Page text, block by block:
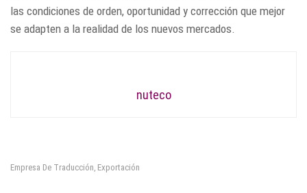
las condiciones de orden, oportunidad y corrección que mejor
se adapten a la realidad de los nuevos mercados.
nuteco
Empresa De Traducción, Exportación